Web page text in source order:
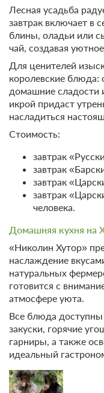
Лесная усадьба
завтрак включает в
блины, оладьи или
чай, создавая
Для ценителей
королевские
домашние сладости
икрой придаст
насладиться
Стоимость:
завтрак
завтрак
завтрак
завтрак
человека.
Домашняя кухня на
«Николин Хутор»
наслаждение
натуральных
готовится с
атмосфере уюта.
Все блюда доступны
закуски, горячие
гарниры, а также
идеальный